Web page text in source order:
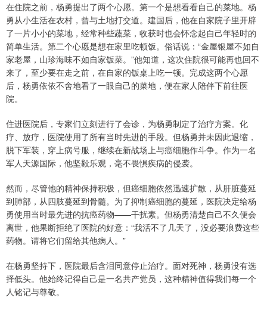
在住院之前，杨勇提出了两个心愿。第一个是想看看自己的菜地。杨
勇从小生活在农村，曾与土地打交道。建国后，他在自家院子里开辟
了一片小小的菜地，经常种些蔬菜，收获时也会怀念起自己年轻时的
简单生活。第二个心愿是想在家里吃顿饭。俗话说：“金屋银屋不如自
家老屋，山珍海味不如自家饭菜。”他知道，这次住院很可能再也回不
来了，至少要在走之前，在自家的饭桌上吃一顿。完成这两个心愿
后，杨勇依依不舍地看了一眼自己的菜地，便在家人陪伴下前往医
院。
住进医院后，专家们立刻进行了会诊，为杨勇制定了治疗方案。化
疗、放疗，医院使用了所有当时先进的手段。但杨勇并未因此退缩，
脱下军装，穿上病号服，继续在新战场上与癌细胞作斗争。作为一名
军人天源国际，他坚毅乐观，毫不畏惧疾病的侵袭。
然而，尽管他的精神保持积极，但癌细胞依然迅速扩散，从肝脏蔓延
到肺部，从四肢蔓延到骨髓。为了抑制癌细胞的蔓延，医院决定给杨
勇使用当时最先进的抗癌药物——干扰素。但杨勇清楚自己不久便会
离世，他果断拒绝了医院的好意：“我活不了几天了，没必要浪费这些
药物。请将它们留给其他病人。”
在杨勇坚持下，医院最后含泪同意停止治疗。面对死神，杨勇没有选
择低头。他始终记得自己是一名共产党员，这种精神值得我们每一个
人铭记与尊敬。